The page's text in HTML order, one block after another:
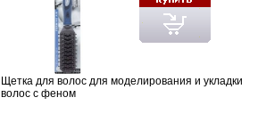
Щетка для волос для моделирования и укладки
волос с феном